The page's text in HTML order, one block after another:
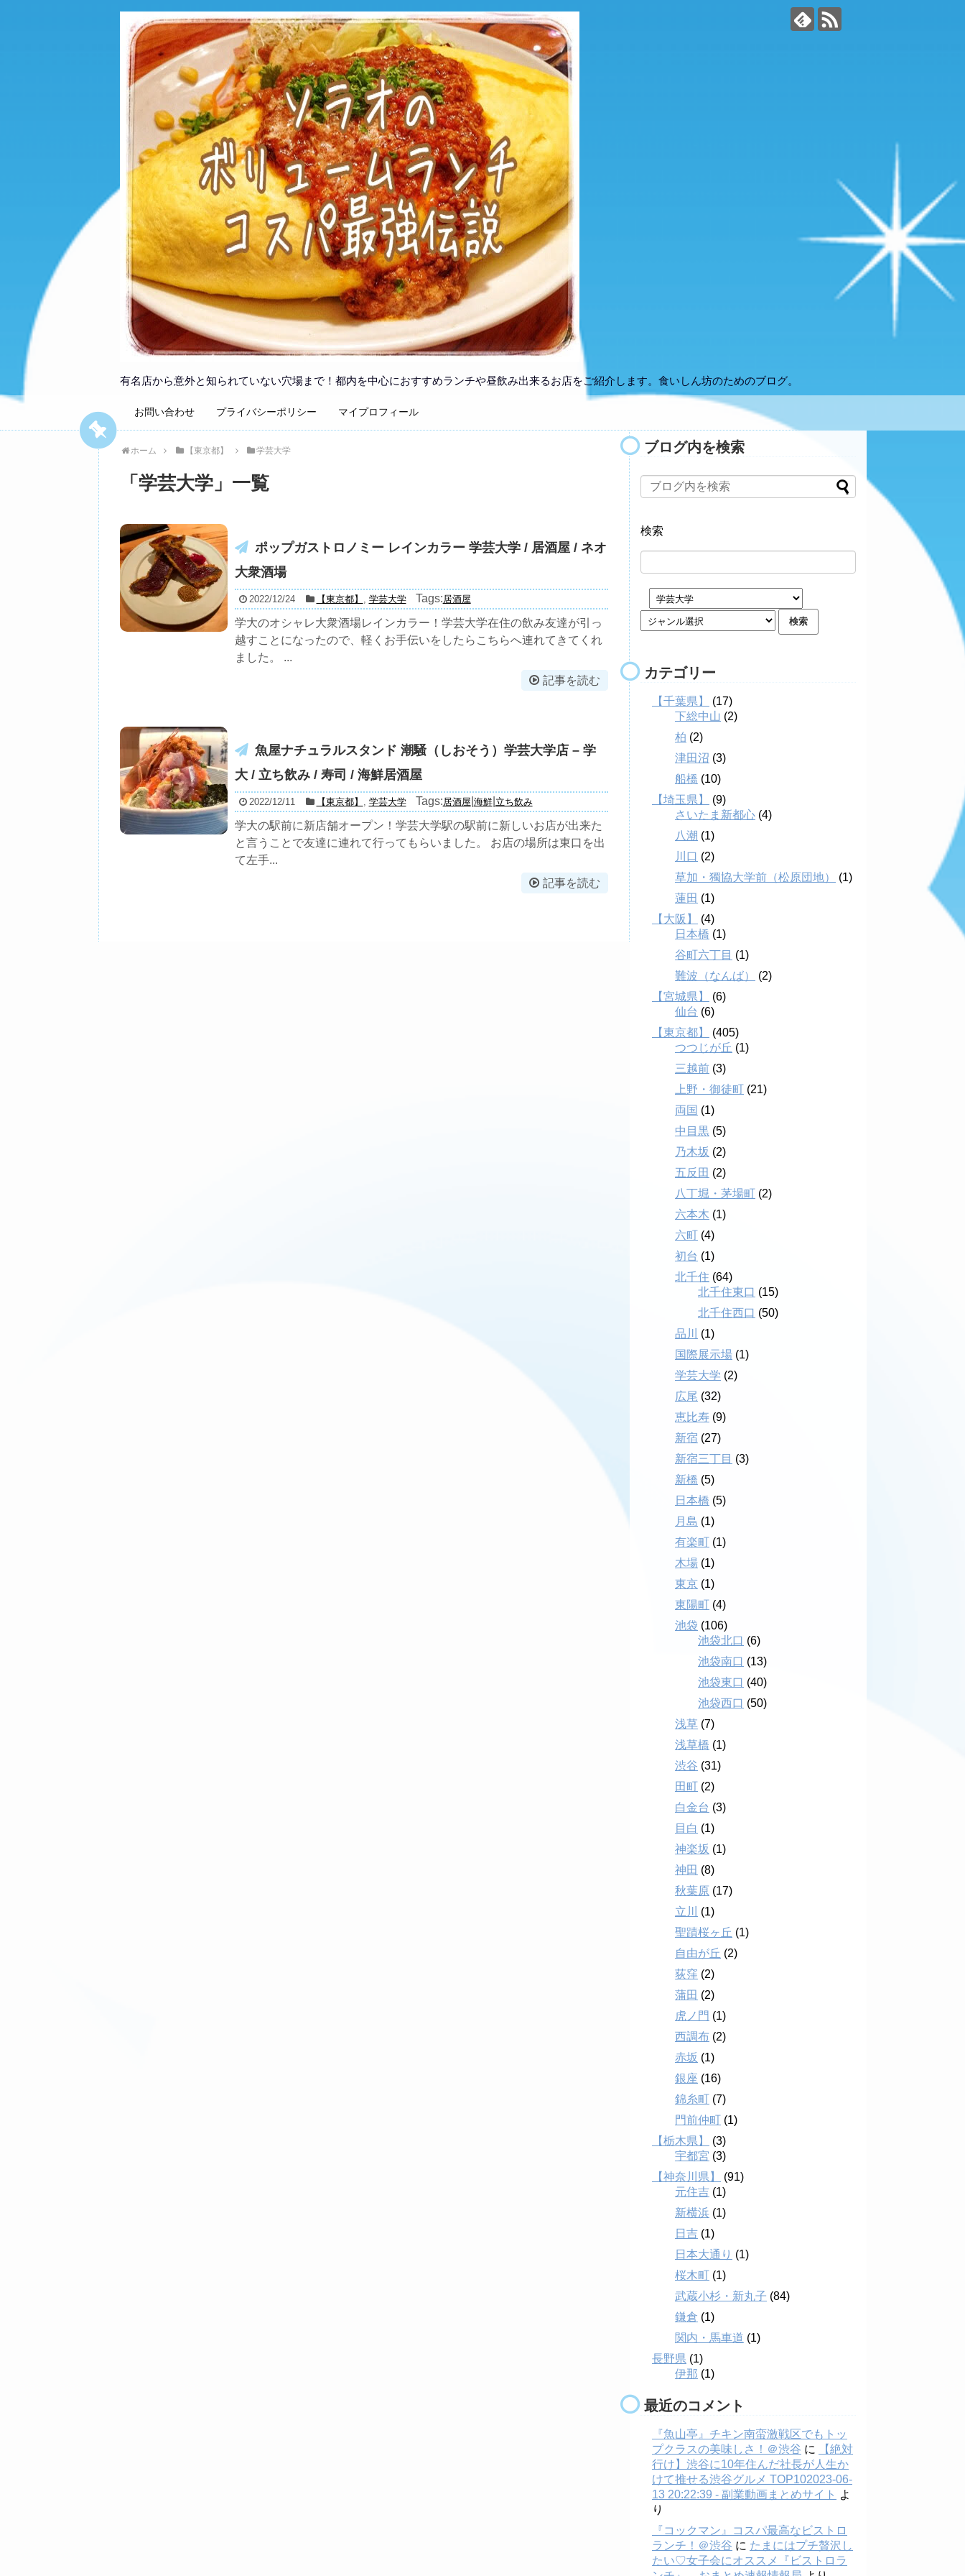
有名店から意外と知られていない穴場まで！都内を中心におすすめランチや昼飲み出来るお店をご紹介します。食いしん坊のためのブログ。
お問い合わせ プライバシーポリシー マイプロフィール
ホーム 【東京都】 学芸大学
「 学芸大学 」 一覧
ポップガストロノミー レインカラー 学芸大学 / 居酒屋 / ネオ
大衆酒場
2022/12/24 【東京都】 , 学芸大学 Tags:居酒屋
学大のオシャレ大衆酒場レインカラー！学芸大学在住の飲み友達が引っ
越すことになったので、軽くお手伝いをしたらこちらへ連れてきてくれ
ました。 ...
記事を読む
魚屋ナチュラルスタンド 潮騒（しおそう）学芸大学店 – 学
大 / 立ち飲み / 寿司 / 海鮮居酒屋
2022/12/11 【東京都】 , 学芸大学 Tags:居酒屋 海鮮| 立ち飲み
学大の駅前に新店舗オープン！学芸大学駅の駅前に新しいお店が出来た
と言うことで友達に連れて行ってもらいました。 お店の場所は東口を出
て左手...
記事を読む
ブログ内を検索
検索
カテゴリー
【千葉県】
(17)
下総中山 (2)
柏 (2)
津田沼 (3)
船橋 (10)
【埼玉県】
(9)
さいたま新都心 (4)
八潮 (1)
川口 (2)
草加・獨協大学前（松原団地）
(1)
蓮田 (1)
【大阪】
(4)
日本橋 (1)
谷町六丁目 (1)
難波（なんば）
(2)
【宮城県】
(6)
仙台 (6)
【東京都】
(405)
つつじが丘 (1)
三越前 (3)
上野・御徒町 (21)
両国 (1)
中目黒 (5)
乃木坂 (2)
五反田 (2)
八丁堀・茅場町 (2)
六本木 (1)
六町 (4)
初台 (1)
北千住 (64)
北千住東口 (15)
北千住西口 (50)
品川
(1)
国際展示場 (1)
学芸大学 (2)
広尾 (32)
恵比寿 (9)
新宿 (27)
新宿三丁目 (3)
新橋 (5)
日本橋 (5)
月島 (1)
有楽町 (1)
木場 (1)
東京 (1)
東陽町 (4)
池袋 (106)
池袋北口 (6)
池袋南口 (13)
池袋東口 (40)
池袋西口 (50)
浅草 (7)
浅草橋 (1)
渋谷 (31)
田町 (2)
白金台 (3)
目白 (1)
神楽坂 (1)
神田 (8)
秋葉原 (17)
立川
(1)
聖蹟桜ヶ丘 (1)
自由が丘 (2)
荻窪 (2)
蒲田 (2)
虎ノ門 (1)
西調布 (2)
赤坂 (1)
銀座 (16)
錦糸町 (7)
門前仲町 (1)
【栃木県】
(3)
宇都宮 (3)
【神奈川県】
(91)
元住吉 (1)
新横浜 (1)
日吉 (1)
日本大通り (1)
桜木町 (1)
武蔵小杉・新丸子 (84)
鎌倉 (1)
関内・馬車道 (1)
長野県 (1)
伊那 (1)
最近のコメント
『魚山亭』チキン南蛮激戦区でもトッ
プクラスの美味しさ！＠渋谷 に
【絶対
行け】渋谷に10年住んだ社長が人生か
けて推せる渋谷グルメ TOP102023-06-
13 20:22:39 - 副業動画まとめサイト よ
り
『コックマン』コスパ最高なビストロ
ランチ！＠渋谷 に たまにはプチ贅沢し
たい♡女子会にオススメ『ビストロラ